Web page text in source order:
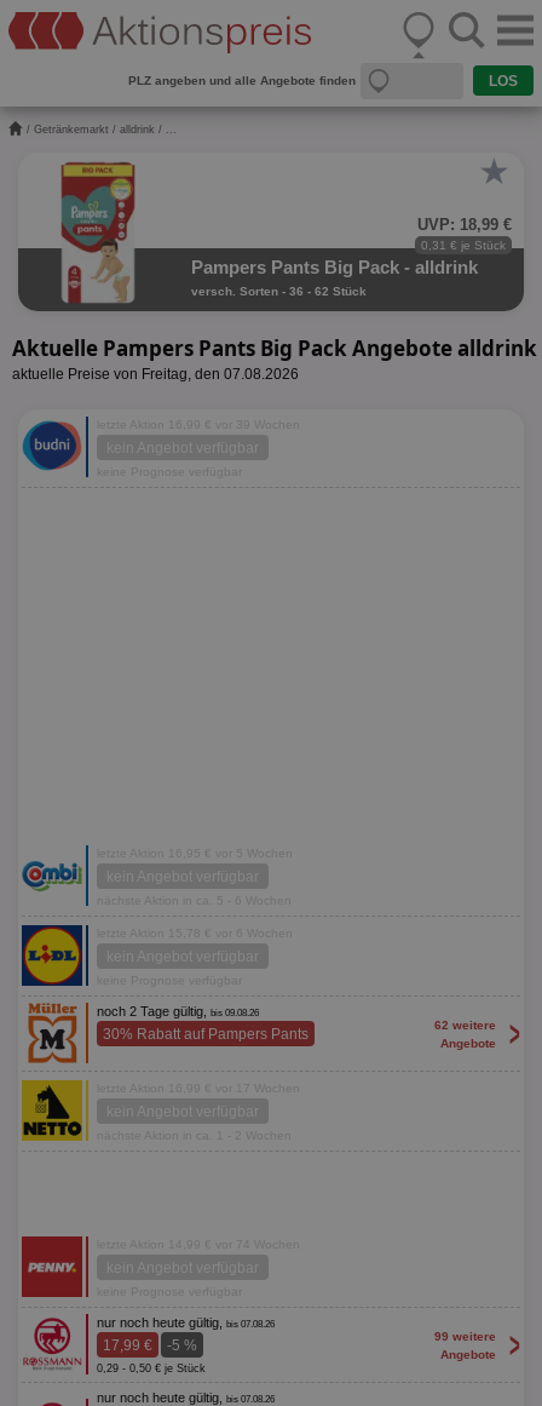
PLZ angeben und alle Angebote finden
/ Getränkemarkt / alldrink / ...
★
UVP: 18,99 €
0,31 € je Stück
Pampers Pants Big Pack - alldrink
versch. Sorten - 36 - 62 Stück
Aktuelle Pampers Pants Big Pack Angebote alldrink
aktuelle Preise von Freitag, den 07.08.2026
letzte Aktion 16,99 € vor 39 Wochen
kein Angebot verfügbar
keine Prognose verfügbar
letzte Aktion 16,95 € vor 5 Wochen
kein Angebot verfügbar
nächste Aktion in ca. 5 - 6 Wochen
letzte Aktion 15,78 € vor 6 Wochen
kein Angebot verfügbar
keine Prognose verfügbar
noch 2 Tage gültig, bis 09.08.26
30% Rabatt auf Pampers Pants
62 weitere
Angebote
>
letzte Aktion 16,99 € vor 17 Wochen
kein Angebot verfügbar
nächste Aktion in ca. 1 - 2 Wochen
letzte Aktion 14,99 € vor 74 Wochen
kein Angebot verfügbar
keine Prognose verfügbar
nur noch heute gültig, bis 07.08.26
17,99 € -5 %
0,29 - 0,50 € je Stück
99 weitere
Angebote
>
nur noch heute gültig, bis 07.08.26